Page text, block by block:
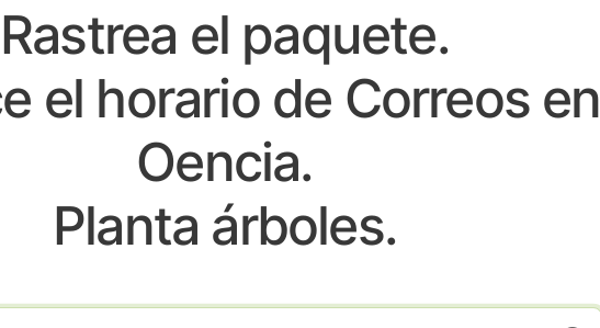
Rastrea el paquete.
el horario de Correos en
Oencia.
Planta árboles.